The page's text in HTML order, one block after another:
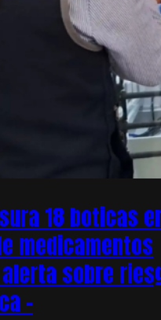
18 boticas
medicamentos
sobre
–